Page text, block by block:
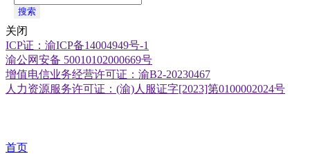
搜索
关闭
ICP证：渝ICP备14004949号-1
渝公网安备 50010102000669号
增值电信业务经营许可证：渝B2-20230467
人力资源服务许可证：(渝)人服证字[2023]第0100002024号
首页